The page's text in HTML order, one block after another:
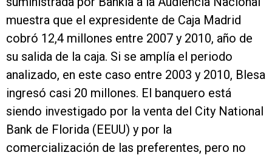
muestra que el expresidente de Caja Madrid
cobró 12,4 millones entre 2007 y 2010, año de
su salida de la caja. Si se amplía el periodo
analizado, en este caso entre 2003 y 2010, Blesa
ingresó casi 20 millones. El banquero está
siendo investigado por la venta del City National
Bank de Florida (EEUU) y por la
comercialización de las preferentes, pero no